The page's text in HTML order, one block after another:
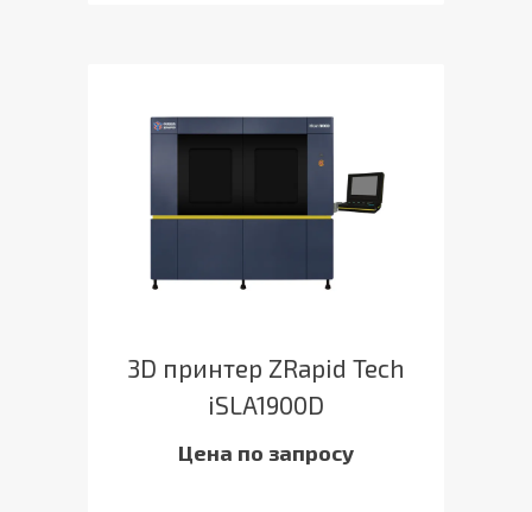
3D принтер ZRapid Tech
iSLA1900D
Цена по запросу